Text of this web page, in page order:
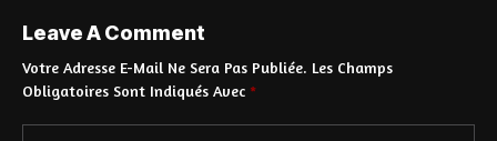
Leave A Comment
Votre Adresse E-Mail Ne Sera Pas Publiée. Les Champs
Obligatoires Sont Indiqués Avec *